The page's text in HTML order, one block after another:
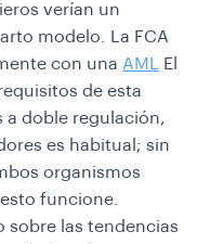
verían un
modelo. La FCA
con una AML
El
de esta
a doble regulación,
es habitual; sin
organismos
funcione.
sobre las tendencias